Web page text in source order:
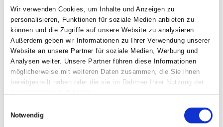
Wir verwenden Cookies, um Inhalte und Anzeigen zu
personalisieren, Funktionen für soziale Medien anbieten zu
können und die Zugriffe auf unsere Website zu analysieren.
Außerdem geben wir Informationen zu Ihrer Verwendung unserer
Website an unsere Partner für soziale Medien, Werbung und
Analysen weiter. Unsere Partner führen diese Informationen
möglicherweise mit weiteren Daten zusammen, die Sie ihnen
bereitgestellt haben oder die sie im Rahmen Ihrer Nutzung der
Notwendig
Bild: Ulli Engleder
Irene Bouchal-Gahleitnerist seit 2022 als Chief
People Officer in der Geschäftsführung von
Netural – einem Digitalisierungsunternehmen mit
die Menschen und die Organisation seither auf